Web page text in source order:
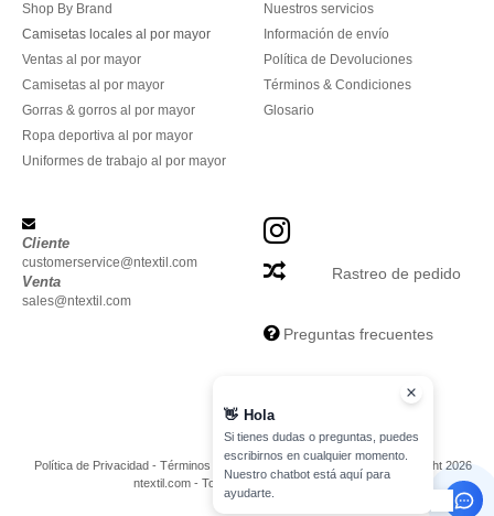
Shop By Brand
Camisetas locales al por mayor
Ventas al por mayor
Camisetas al por mayor
Gorras & gorros al por mayor
Ropa deportiva al por mayor
Uniformes de trabajo al por mayor
Nuestros servicios
Información de envío
Política de Devoluciones
Términos & Condiciones
Glosario
Cliente
customerservice@ntextil.com
Venta
sales@ntextil.com
Rastreo de pedido
Preguntas frecuentes
Política de Privacidad- Términos y Condiciones Mapa del sitio
Copyright 2026
ntextil.com - Todos los derechos reservados
👋 Hola
Si tienes dudas o preguntas, puedes
escribirnos en cualquier momento.
Nuestro chatbot está aquí para
ayudarte.